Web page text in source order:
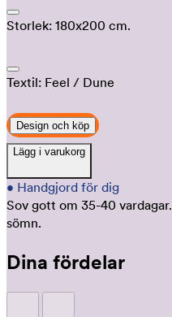
Storlek: 180x200 cm.
Textil: Feel / Dune
Design och köp
Lägg i varukorg
• Handgjord för dig
Sov gott om 35-40 vardagar.
sömn.
Dina fördelar